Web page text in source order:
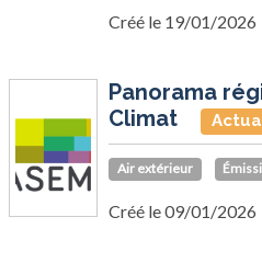
Créé le 19/01/2026
Panorama régional Air Énergie
Climat
Air extérieur
Créé le 09/01/2026